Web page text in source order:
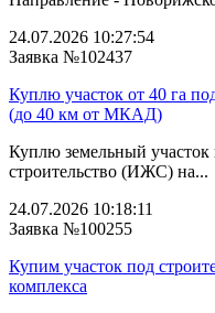
24.07.2026 10:27:54
Заявка №102437
Куплю участок от 40 га
(до 40 км от МКАД)
Куплю земельный
строительство (ИЖС) на...
24.07.2026 10:18:11
Заявка №100255
Купим участок под
комплекса